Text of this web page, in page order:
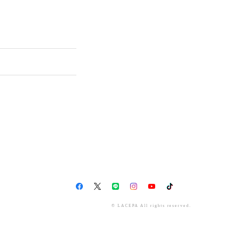
© LACEPA All rights reserved.